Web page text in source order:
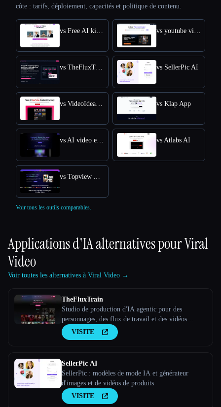
côte : tarifs, déploiement, capacités et politique de contenu.
vs Free AI kissing video generator vs youtube video downloader
vs TheFluxTrain vs SellerPic AI
vs VideoIdeas AI vs Klap App
vs AI video editor vs Atlabs AI
vs Topview AI URL to Video
Voir tous les outils comparables.
Applications d'IA alternatives pourViral
Video
Voir toutes les alternatives à Viral Video →
TheFluxTrain
Studio de production d'IA agentic pour des
personnages, des flux de travail et des vidéos
cohérents
VISITE
SellerPic AI
SellerPic : modèles de mode IA et générateur
d'images et de vidéos de produits
VISITE